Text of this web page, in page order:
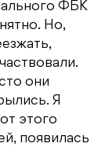
ФБК
Но,
они
Я
этого
появилась